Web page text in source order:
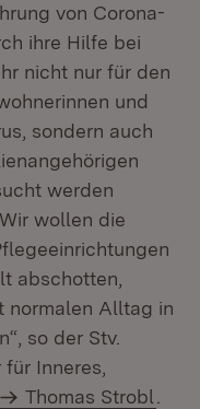
von Corona-
ihre Hilfe bei
nicht nur für den
und
sondern auch
werden
wollen die
abschotten,
normalen Alltag in
so der Stv.
Inneres,
Thomas Strobl